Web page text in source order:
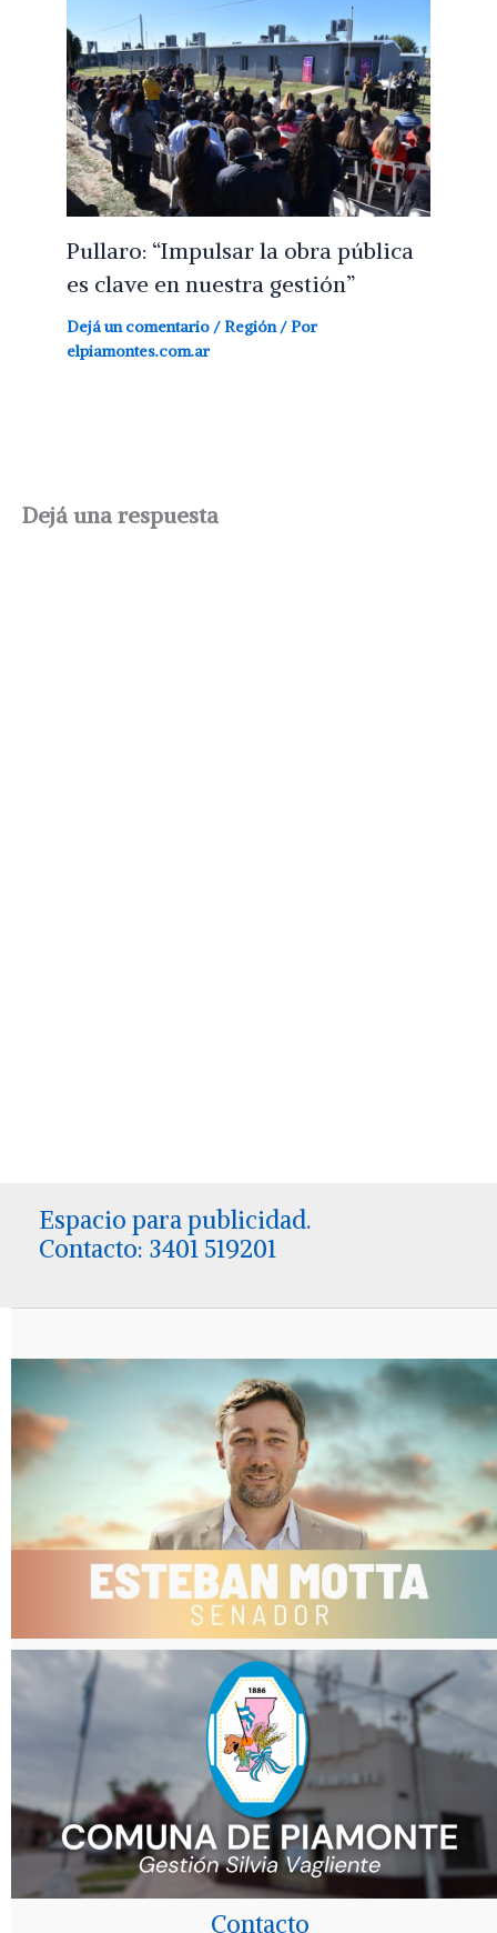
Pullaro: “Impulsar la obra pública
es clave en nuestra gestión”
Dejá un comentario /Región/ Por
elpiamontes.com.ar
Dejá una respuesta
Espacio para publicidad.
Contacto: 3401 519201
Contacto